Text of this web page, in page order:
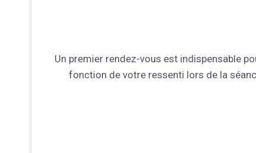
Un premier rendez-vous est indispensable
fonction de votre ressenti lors de la